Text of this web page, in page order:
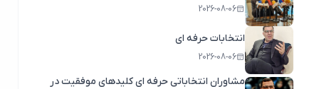
2026-08-06
انتخابات حرفه ای
2026-08-06
مشاوران انتخاباتی حرفه ای کلیدهای موفقیت در